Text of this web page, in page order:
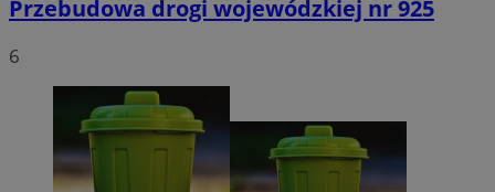
Przebudowa drogi wojewódzkiej nr 925
6